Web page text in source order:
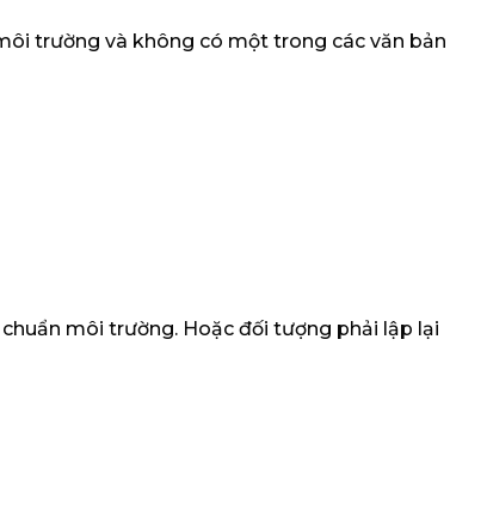
trường và không có một trong các văn bản
môi trường. Hoặc đối tượng phải lập lại